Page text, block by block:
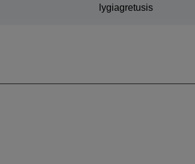
lygiagretusis